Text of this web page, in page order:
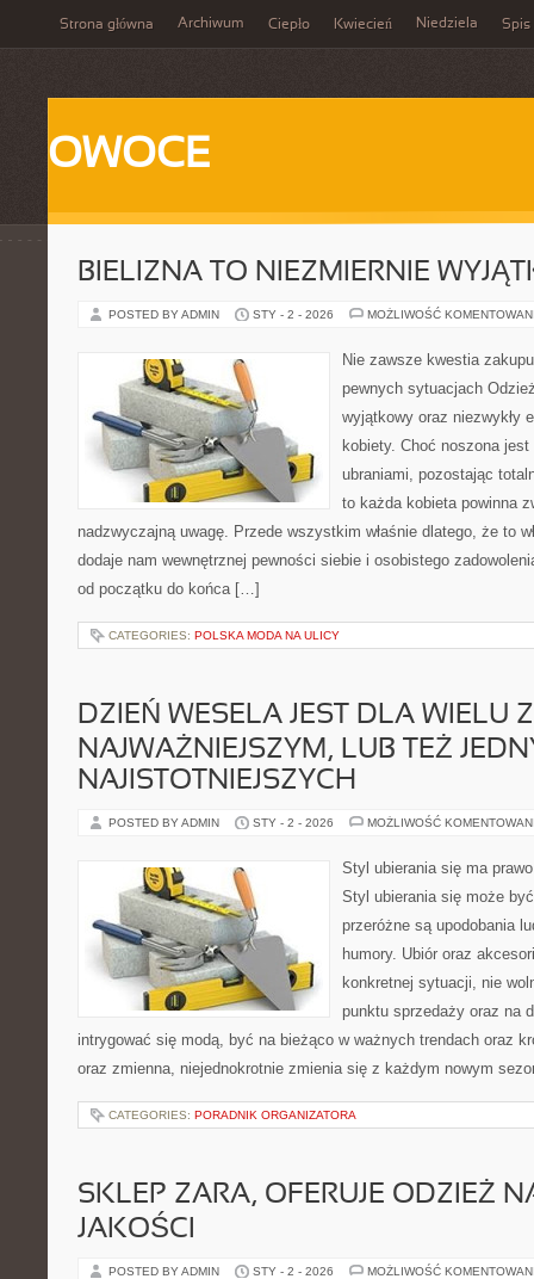
Strona główna Archiwum Ciepło Kwiecień Niedziela Spis
OWOCE
BIELIZNA TO NIEZMIERNIE
POSTED BY ADMIN STY - 2 - 2026 MOŻLIWOŚĆ
Nie zawsze kwestia
pewnych sytuacjach
wyjątkowy oraz niezwykły
kobiety. Choć noszona
ubraniami, pozostając
to każda kobieta powinna
nadzwyczajną uwagę. Przede wszystkim właśnie dlatego, że to
dodaje nam wewnętrznej pewności siebie i osobistego
od początku do końca […]
CATEGORIES: POLSKA MODA NA ULICY
DZIEŃ WESELA JEST DLA WIELU
NAJWAŻNIEJSZYM, LUB TEŻ
NAJISTOTNIEJSZYCH
POSTED BY ADMIN STY - 2 - 2026 MOŻLIWOŚĆ
Styl ubierania się ma
Styl ubierania się może
przeróżne są upodobania
humory. Ubiór oraz
konkretnej sytuacji, nie
punktu sprzedaży oraz na
intrygować się modą, być na bieżąco w ważnych trendach oraz
oraz zmienna, niejednokrotnie zmienia się z każdym nowym
CATEGORIES: PORADNIK ORGANIZATORA
SKLEP ZARA, OFERUJE ODZIEŻ
JAKOŚCI
POSTED BY ADMIN STY - 2 - 2026 MOŻLIWOŚĆ